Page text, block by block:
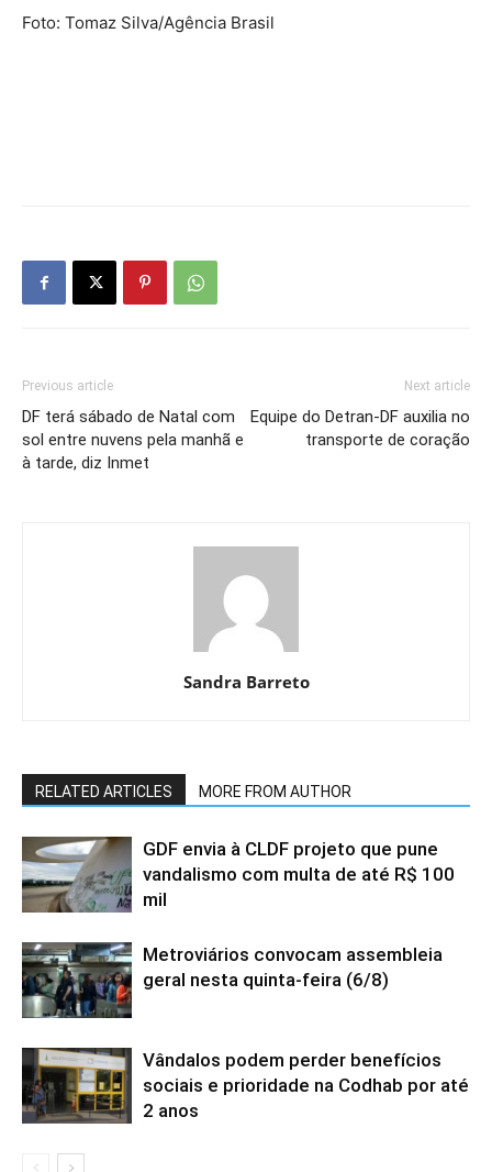
Foto: Tomaz Silva/Agência Brasil
Previous article
DF terá sábado de Natal com
sol entre nuvens pela manhã e
à tarde, diz Inmet
Next article
Equipe do Detran-DF auxilia no
transporte de coração
Sandra Barreto
RELATED ARTICLES MORE FROM AUTHOR
GDF envia à CLDF projeto que pune
vandalismo com multa de até R$ 100
mil
Metroviários convocam assembleia
geral nesta quinta-feira (6/8)
Vândalos podem perder benefícios
sociais e prioridade na Codhab por até
2 anos